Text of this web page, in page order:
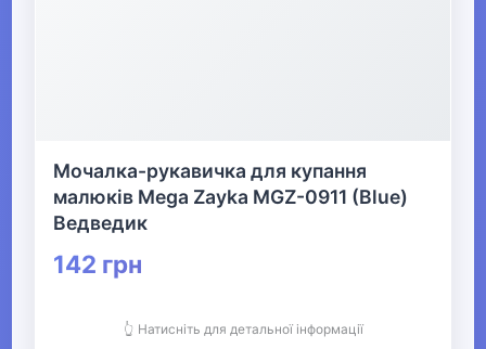
Купання та гігієна
Мочалка-рукавичка для купання
малюків Mega Zayka MGZ-0911 (Blue)
Ведведик
142 грн
👆 Натисніть для детальної інформації